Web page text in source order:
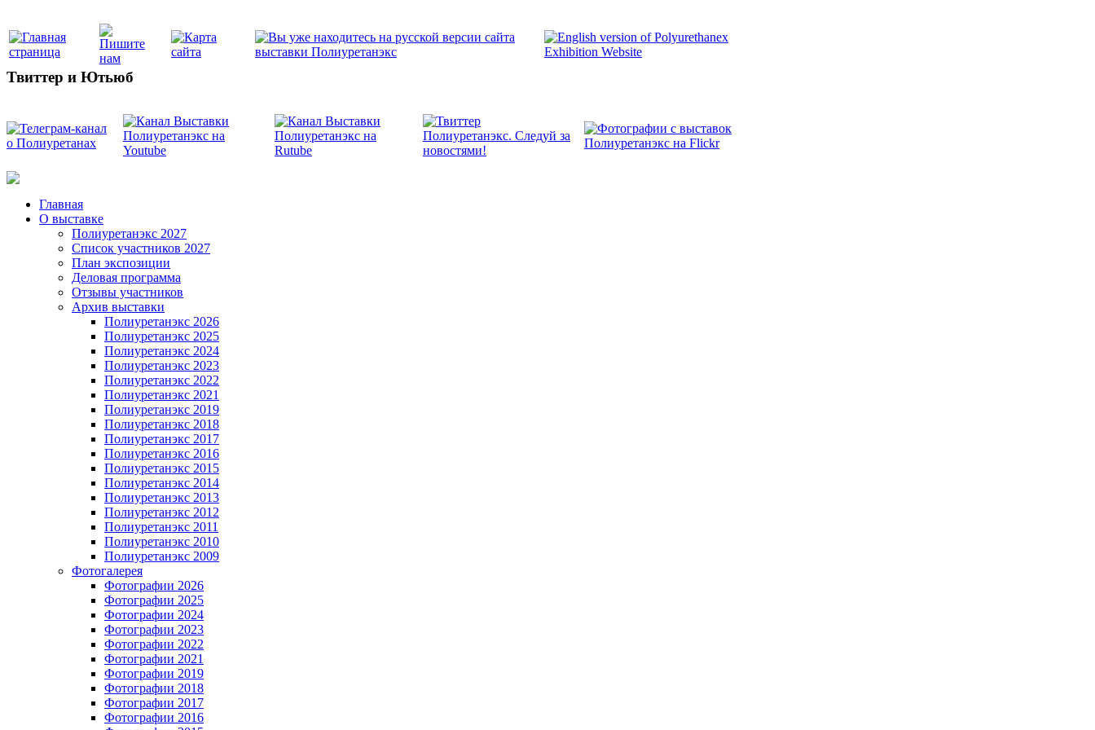
Твиттер и Ютьюб
Главная
О выставке
Полиуретанэкс 2027
Список участников 2027
План экспозиции
Деловая программа
Отзывы участников
Архив выставки
Полиуретанэкс 2026
Полиуретанэкс 2025
Полиуретанэкс 2024
Полиуретанэкс 2023
Полиуретанэкс 2022
Полиуретанэкс 2021
Полиуретанэкс 2019
Полиуретанэкс 2018
Полиуретанэкс 2017
Полиуретанэкс 2016
Полиуретанэкс 2015
Полиуретанэкс 2014
Полиуретанэкс 2013
Полиуретанэкс 2012
Полиуретанэкс 2011
Полиуретанэкс 2010
Полиуретанэкс 2009
Фотогалерея
Фотографии 2026
Фотографии 2025
Фотографии 2024
Фотографии 2023
Фотографии 2022
Фотографии 2021
Фотографии 2019
Фотографии 2018
Фотографии 2017
Фотографии 2016